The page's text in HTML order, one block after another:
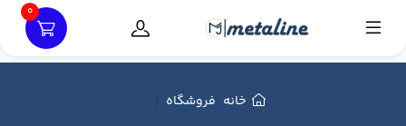
0
خانه فروشگاه